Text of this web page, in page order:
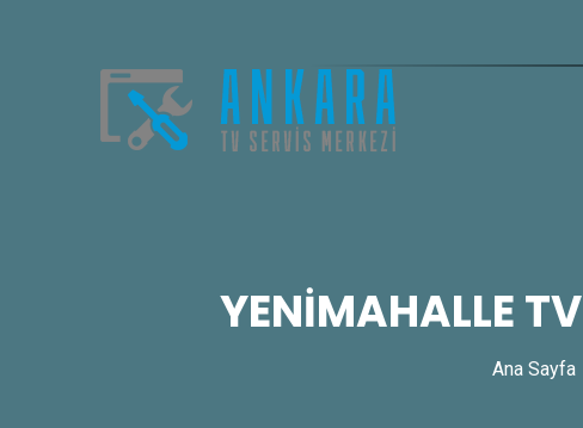
YENİMAHALLE
Ana Sayfa